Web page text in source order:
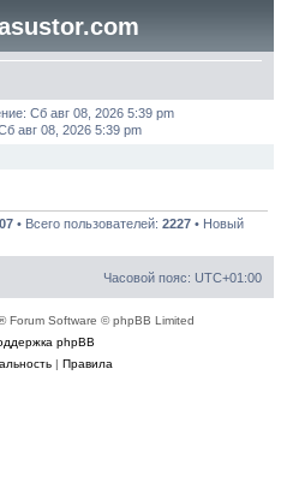
Сб авг 08, 2026 5:39 pm
авг 08, 2026 5:39 pm
• Всего пользователей: 2227• Новый
Часовой пояс: UTC+01:00
Forum Software © phpBB Limited
phpBB
| Правила